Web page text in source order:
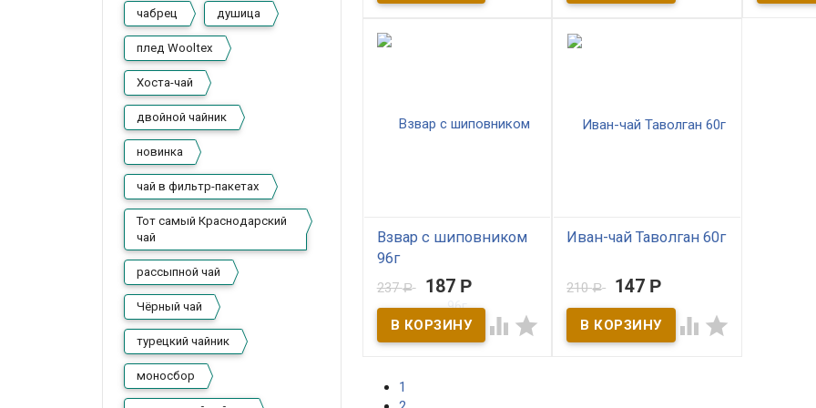
чабрец душица
плед Wooltex
Хоста-чай
двойной чайник
новинка
чай в фильтр-пакетах
Тот самый Краснодарский
чай
рассыпной чай
Чёрный чай
турецкий чайник
моносбор
полезных веществ и
иммунитета и защитных сил
организма. Вкус чая терпкий
Источник витаминов А и С.
вкусом и нежным
послевкусьем.
содержит
Взвар с шиповником
96г
В наличии
Удивительно вкусный,
витаминов напиток
рецепту. Сушенный
сибирские яблочки слегка
237Р 187 Р
 
Иван-чай Таволган 60г
В наличии
чабрецом и грибом чага.
Обладает
противоинфекционными и
210Р 147 Р
 
1